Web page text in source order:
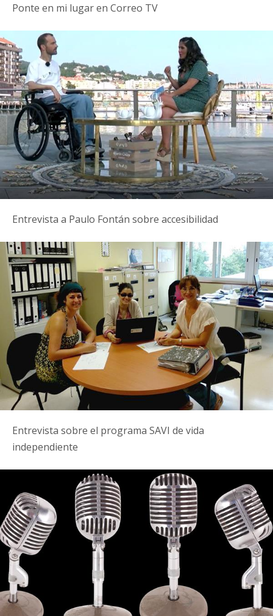
Ponte en mi lugar en Correo TV
Entrevista a Paulo Fontán sobre accesibilidad
Entrevista sobre el programa SAVI de vida
independiente